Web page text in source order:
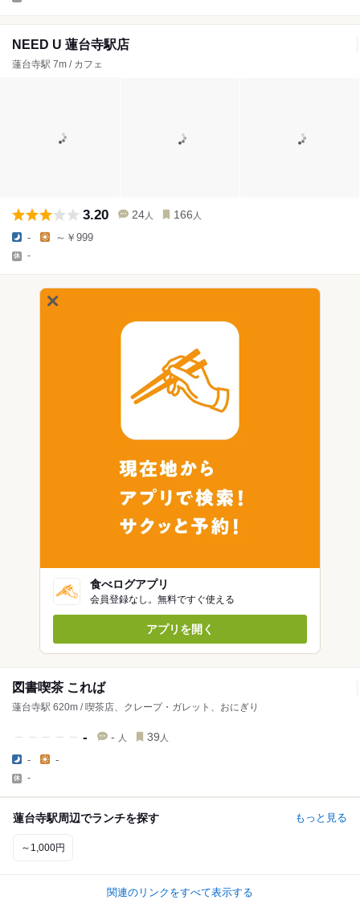
NEED U 蓮台寺駅店
蓮台寺駅 7m / カフェ
3.20 24 人 166 人
- ～￥999
-
食べログアプリ
会員登録なし。無料ですぐ使える
アプリを開く
図書喫茶 これば
蓮台寺駅 620m / 喫茶店、クレープ・ガレット、おにぎり
- - 人 39 人
- -
-
蓮台寺駅周辺でランチを探す もっと見る
～1,000円
関連のリンクをすべて表示する